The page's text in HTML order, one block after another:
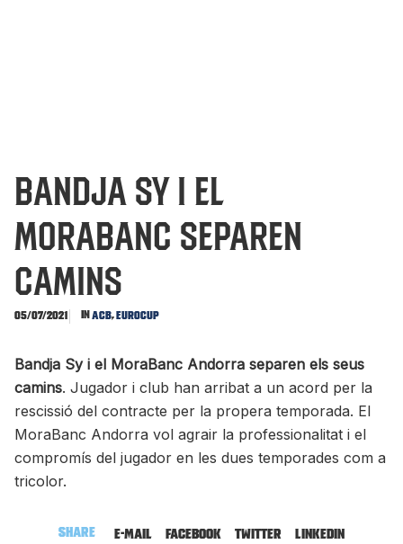
Bandja Sy i el
MoraBanc separen
camins
05/07/2021 InACB,Eurocup
Bandja Sy i el MoraBanc Andorra separen els seus
camins. Jugador i club han arribat a un acord per la
rescissió del contracte per la propera temporada. El
MoraBanc Andorra vol agrair la professionalitat i el
compromís del jugador en les dues temporades com a
tricolor.
Share E-mail Facebook Twitter LinkedIn